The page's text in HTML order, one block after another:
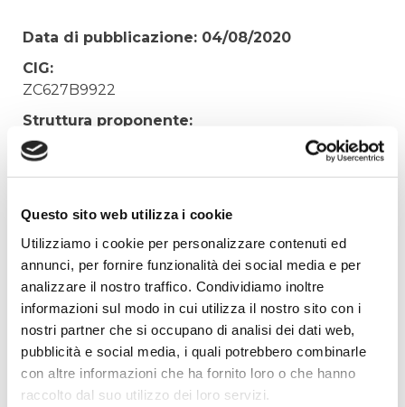
Questo sito web utilizza i cookie
Utilizziamo i cookie per personalizzare contenuti ed
annunci, per fornire funzionalità dei social media e per
analizzare il nostro traffico. Condividiamo inoltre
informazioni sul modo in cui utilizza il nostro sito con i
nostri partner che si occupano di analisi dei dati web,
pubblicità e social media, i quali potrebbero combinarle
con altre informazioni che ha fornito loro o che hanno
raccolto dal suo utilizzo dei loro servizi.
Data di pubblicazione: 04/08/2020
CIG:
ZC627B9922
Struttura proponente:
'Irisacqua srl P.I./C.F. 01070220312. - Ufficio
Tecnico
ACQUISTO URGENTE DI UNA ELETTROPOMPA
E DI UN MIXER
Elenco operatori invitati:
Codice Fiscale:
Procedura di scelta:
Affidamento ai sensi del Regolamento Generale
Aziendale per Lavori Servizi e Forniture